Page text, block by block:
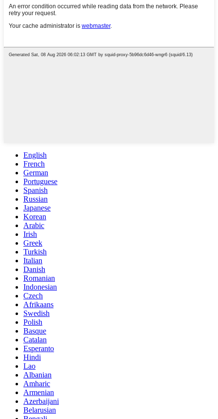
English
French
German
Portuguese
Spanish
Russian
Japanese
Korean
Arabic
Irish
Greek
Turkish
Italian
Danish
Romanian
Indonesian
Czech
Afrikaans
Swedish
Polish
Basque
Catalan
Esperanto
Hindi
Lao
Albanian
Amharic
Armenian
Azerbaijani
Belarusian